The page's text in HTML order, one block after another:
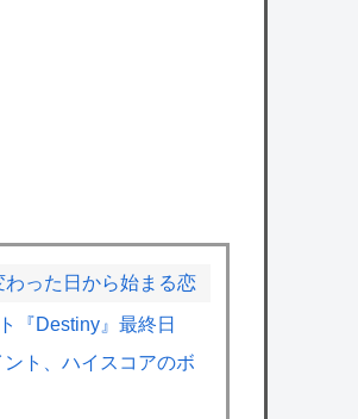
った日から始まる恋
『Destiny』最終日
ト、ハイスコアのボ